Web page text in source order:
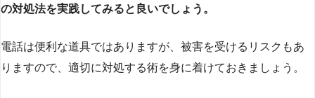
の対処法を実践してみると良いでしょう。
電話は便利な道具ではありますが、被害を受けるリスクもあ
りますので、適切に対処する術を身に着けておきましょう。